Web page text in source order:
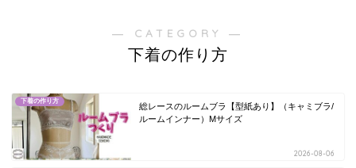
― CATEGORY ―
下着の作り方
下着の作り方
総レースのルームブラ【型紙あり】（キャミブラ/
ルームインナー）Mサイズ
2026-08-06